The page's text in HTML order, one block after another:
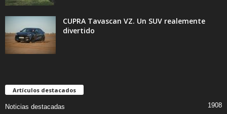
CUPRA Tavascan VZ. Un SUV realemente
divertido
Artículos destacados
Noticias destacadas 1908